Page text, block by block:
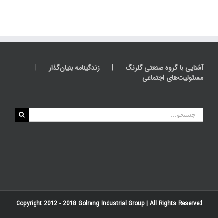
آشنایی با گروه صنعتی گلرنگ
زندگینامه بنیان‌گذار
مسئولیت‌های اجتماعی
جستجو
برای:
Copyright 2012 - 2018 Golrang Industrial Group| All Rights Reserved